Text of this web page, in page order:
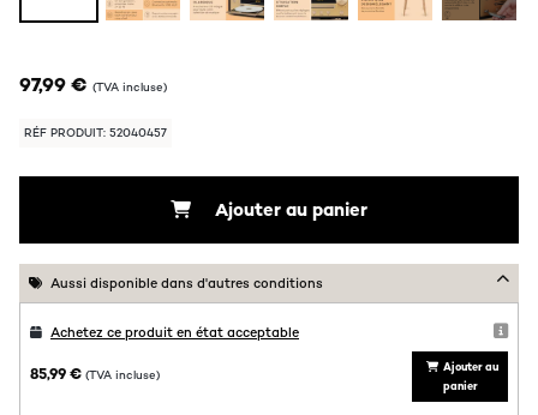
97,99 € (TVA incluse)
RÉF PRODUIT: 52040457
Ajouter au panier
Aussi disponible dans d'autres conditions
Achetez ce produit en état acceptable
85,99 € (TVA incluse)
Ajouter au
panier